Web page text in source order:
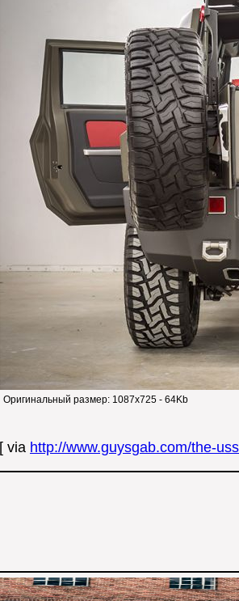
Оригинальный размер: 1087x725 - 64Kb
[ via http://www.guysgab.com/the-